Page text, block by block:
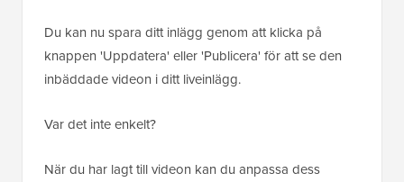
Du kan nu spara ditt inlägg genom att klicka på
knappen 'Uppdatera' eller 'Publicera' för att se den
inbäddade videon i ditt liveinlägg.
Var det inte enkelt?
När du har lagt till videon kan du anpassa dess